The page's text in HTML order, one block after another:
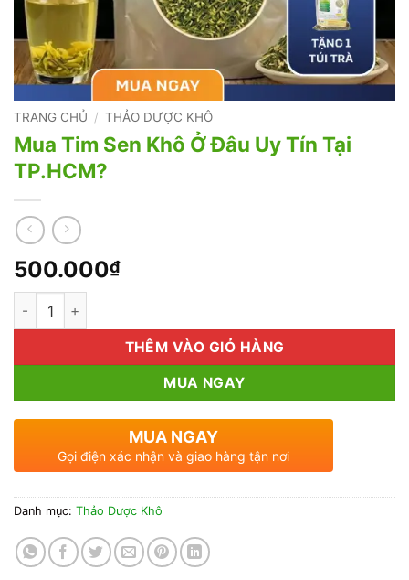
TRANG CHỦ / THẢO DƯỢC KHÔ
Mua Tim Sen Khô Ở Đâu Uy Tín Tại
TP.HCM?
500.000₫
Mua Tim Sen Khô Ở Đâu Uy Tín Tại TP.HCM? số lượng
THÊM VÀO GIỎ HÀNG
MUA NGAY
MUA NGAY
Gọi điện xác nhận và giao hàng tận nơi
Danh mục: Thảo Dược Khô